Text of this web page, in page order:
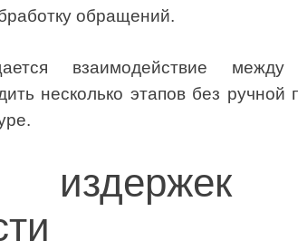
обращений.
взаимодействие
несколько этапов без